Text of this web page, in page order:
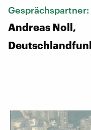
Gesprächspartner:
Andreas Noll,